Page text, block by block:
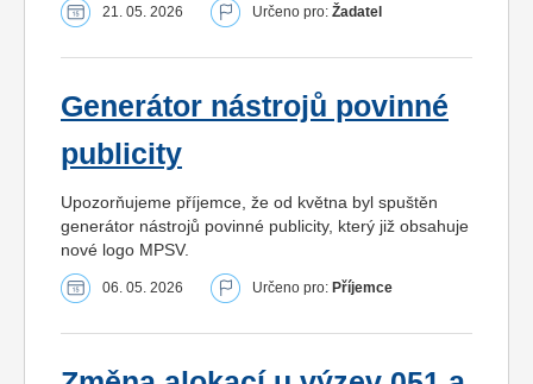
21. 05. 2026 Určeno pro: Žadatel
Generátor nástrojů povinné
publicity
Upozorňujeme příjemce, že od května byl spuštěn
generátor nástrojů povinné publicity, který již obsahuje
nové logo MPSV.
06. 05. 2026 Určeno pro: Příjemce